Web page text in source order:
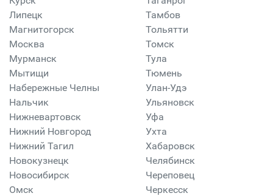
Липецк
Магнитогорск
Москва
Мурманск
Мытищи
Набережные Челны
Нальчик
Нижневартовск
Нижний Новгород
Нижний Тагил
Новокузнецк
Новосибирск
Омск
Тамбов
Тольятти
Томск
Тула
Тюмень
Улан-Удэ
Ульяновск
Уфа
Ухта
Хабаровск
Челябинск
Череповец
Черкесск